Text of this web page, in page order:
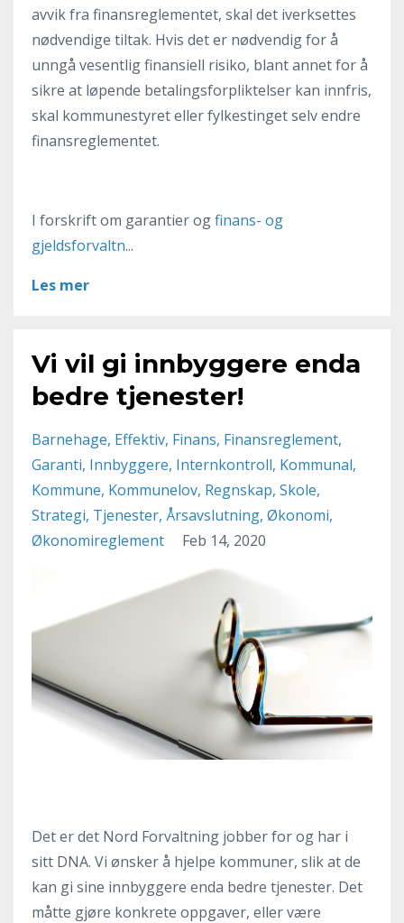
avvik fra finansreglementet, skal det iverksettes
nødvendige tiltak. Hvis det er nødvendig for å
unngå vesentlig finansiell risiko, blant annet for å
sikre at løpende betalingsforpliktelser kan innfris,
skal kommunestyret eller fylkestinget selv endre
finansreglementet.
I forskrift om garantier ogfinans- og
gjeldsforvaltn...
Les mer
Vi vil gi innbyggere enda
bedre tjenester!
Barnehage Effektiv Finans Finansreglement
Garanti Innbyggere Internkontroll Kommunal
Kommune Kommunelov Regnskap Skole
Strategi Tjenester Årsavslutning Økonomi
Økonomireglement
Feb 14, 2020
Det er det Nord Forvaltning jobber for og har i
sitt DNA. Vi ønsker å hjelpe kommuner, slik at de
kan gi sine innbyggere enda bedre tjenester. Det
måtte gjøre konkrete oppgaver, eller være